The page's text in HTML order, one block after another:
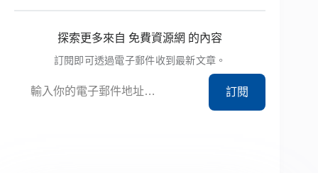
探索更多來自 免費資源網 的內容
訂閱即可透過電子郵件收到最新文章。
訂閱